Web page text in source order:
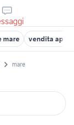
mare vendita
mare